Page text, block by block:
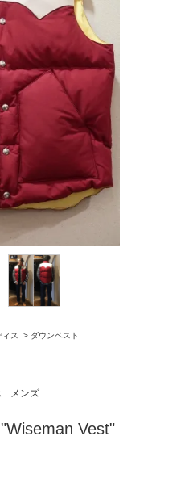
ィス > ダウンベスト
メンズ
Vest"